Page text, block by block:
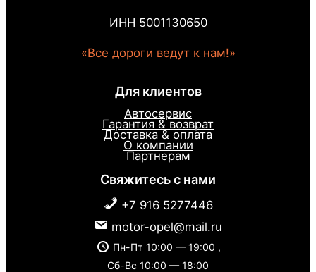
ИНН 5001130650
«Все дороги ведут к нам!»
Для клиентов
Автосервис
Гарантия & возврат
Доставка & оплата
О компании
Партнерам
Свяжитесь с нами
+7 916 5277446
motor-opel@mail.ru
Пн-Пт 10:00 — 19:00 ,
Сб-Вс 10:00 — 18:00